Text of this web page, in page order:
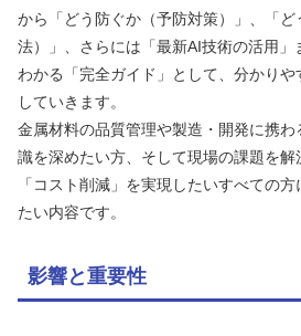
から「どう防ぐか（予防対策）」、「
法）」、さらには「最新AI技術の活用
わかる「完全ガイド」として、分かり
していきます。
金属材料の品質管理や製造・開発に携
識を深めたい方、そして現場の課題を解
「コスト削減」を実現したいすべての
たい内容です。
影響と重要性